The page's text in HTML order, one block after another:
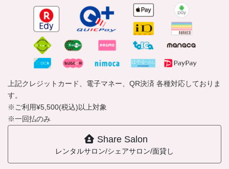
上記クレジットカード、電子マネー、QR決済 各種対応しておりま
す。
※ご利用¥5,500(税込)以上対象
※一回払のみ
Share Salon
レンタルサロン/シェアサロン/面貸し